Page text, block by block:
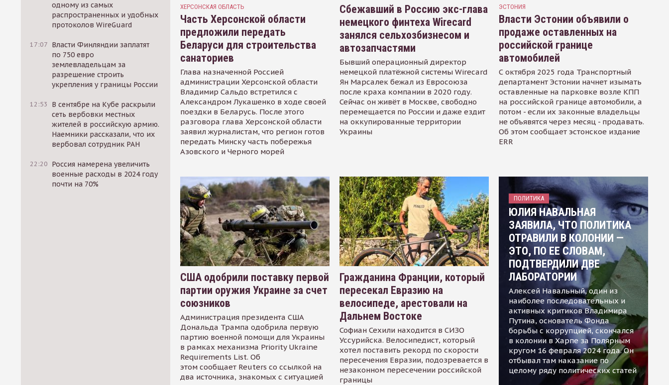
одному из самых
распространенных и удобных
протоколов WireGuard
17:07 Власти Финляндии заплатят
по 750 евро
землевладельцам за
разрешение строить
укрепления у границы России
12:53
В сентябре на Кубе раскрыли
сеть вербовки местных
жителей в российскую армию.
Наемники рассказали, что их
вербовал сотрудник РАН
22:20 Россия намерена увеличить
военные расходы в 2024 году
почти на 70%
ХЕРСОНСКАЯ ОБЛАСТЬ
Часть Херсонской области
предложили передать
Беларуси для строительства
санаториев
Глава назначенной Россией
администрации Херсонской области
Владимир Сальдо встретился с
Александром Лукашенко в ходе своей
поездки в Беларусь. После этого
разговора глава Херсонской области
заявил журналистам, что регион готов
передать Минску часть побережья
Азовского и Черного морей
Сбежавший в Россию экс-глава
немецкого финтеха Wirecard
занялся сельхозбизнесом и
автозапчастями
Бывший операционный директор
немецкой платёжной системы Wirecard
Ян Марсалек бежал из Евросоюза
после краха компании в 2020 году.
Сейчас он живёт в Москве, свободно
перемещается по России и даже ездит
на оккупированные территории
Украины
ЭСТОНИЯ
Власти Эстонии объявили о
продаже оставленных на
российской границе
автомобилей
С октября 2025 года Транспортный
департамент Эстонии начнет изымать
оставленные на парковке возле КПП
на российской границе автомобили, а
потом - если их законные владельцы
не объявятся через месяц - продавать.
Об этом сообщает эстонское издание
ERR
США одобрили поставку первой
партии оружия Украине за счет
союзников
Администрация президента США
Дональда Трампа одобрила первую
партию военной помощи для Украины
в рамках механизма Priority Ukraine
Requirements List. Об
этом сообщает Reuters со ссылкой на
два источника, знакомых с ситуацией
Гражданина Франции, который
пересекал Евразию на
велосипеде, арестовали на
Дальнем Востоке
Софиан Сехили находится в СИЗО
Уссурийска. Велосипедист, который
хотел поставить рекорд по скорости
пересечения Евразии, подозревается в
незаконном пересечении российской
границы
ПОЛИТИКА
ЮЛИЯ НАВАЛЬНАЯ
ЗАЯВИЛА, ЧТО ПОЛИТИКА
ОТРАВИЛИ В КОЛОНИИ —
ЭТО, ПО ЕЕ СЛОВАМ,
ПОДТВЕРДИЛИ ДВЕ
ЛАБОРАТОРИИ
Алексей Навальный, один из
наиболее последовательных и
активных критиков Владимира
Путина, основатель Фонда
борьбы с коррупцией, скончался
в колонии в Харпе за Полярным
кругом 16 февраля 2024 года. Он
отбывал там наказание по
целому ряду политических статей